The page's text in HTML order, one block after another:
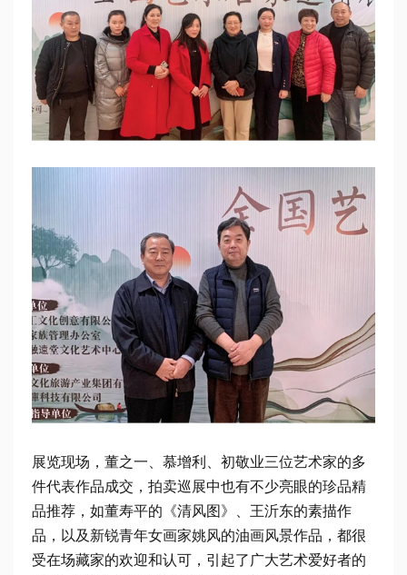
展览现场，董之一、慕增利、初敬业三位艺术家的多
件代表作品成交，拍卖巡展中也有不少亮眼的珍品精
品推荐，如董寿平的《清风图》、王沂东的素描作
品，以及新锐青年女画家姚风的油画风景作品，都很
受在场藏家的欢迎和认可，引起了广大艺术爱好者的